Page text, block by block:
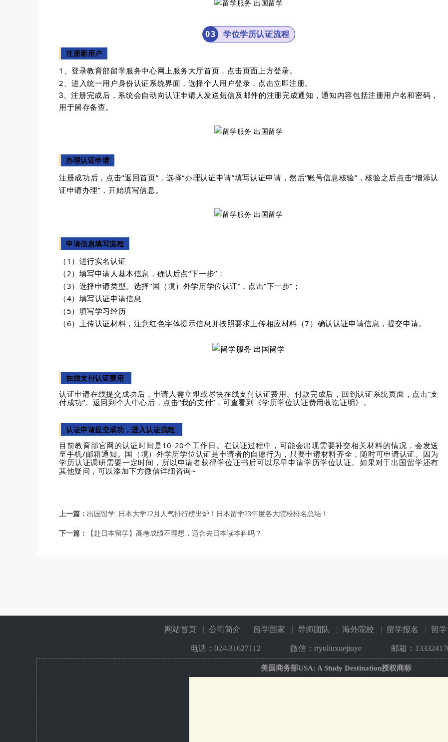
03 学位学历认证流程
注册新用户
1、登录教育部留学服务中心网上服务大厅首页，点击页面上方登录。
2、进入统一用户身份认证系统界面，选择个人用户登录，点击立即注册。
3、注册完成后，系统会自动向认证申请人发送短信及邮件的注册完成通知，通知内容包括注册用户名和密码，
用于留存备查。
办理认证申请
注册成功后，点击“返回首页”，选择“办理认证申请”填写认证申请，然后“账号信息核验”，核验之后点击“增添认
证申请办理”，开始填写信息。
申请信息填写流程
（1）进行实名认证
（2）填写申请人基本信息，确认后点“下一步”；
（3）选择申请类型。选择“国（境）外学历学位认证”，点击“下一步”；
（4）填写认证申请信息
（5）填写学习经历
（6）上传认证材料，注意红色字体提示信息并按照要求上传相应材料（7）确认认证申请信息，提交申请。
在线支付认证费用
认证申请在线提交成功后，申请人需立即或尽快在线支付认证费用。付款完成后，回到认证系统页面，点击“支
付成功”。返回到个人中心后，点击“我的支付”，可查看到《学历学位认证费用收讫证明》。
认证申请提交成功，进入认证流程
目前教育部官网的认证时间是10-20个工作日。在认证过程中，可能会出现需要补交相关材料的情况，会发送
至手机/邮箱通知。 国（境）外学历学位认证是申请者的自愿行为，只要申请材料齐全，随时可申请认证。因为
学历认证调研需要一定时间，所以申请者获得学位证书后可以尽早申请学历学位认证。 如果对于出国留学还有
其他疑问，可以添加下方微信详细咨询~
上一篇： 出国留学_日本大学12月人气排行榜出炉！日本留学23年度各大院校排名总结！
下一篇： 【赴日本留学】高考成绩不理想，适合去日本读本科吗？
网站首页 公司简介 留学国家 导师团队 海外院校 留学报名 留
电话： 024-31627112 微信：riyuliuxuejiuye 邮箱：
美国商务部USA: A Study Destination授权商标